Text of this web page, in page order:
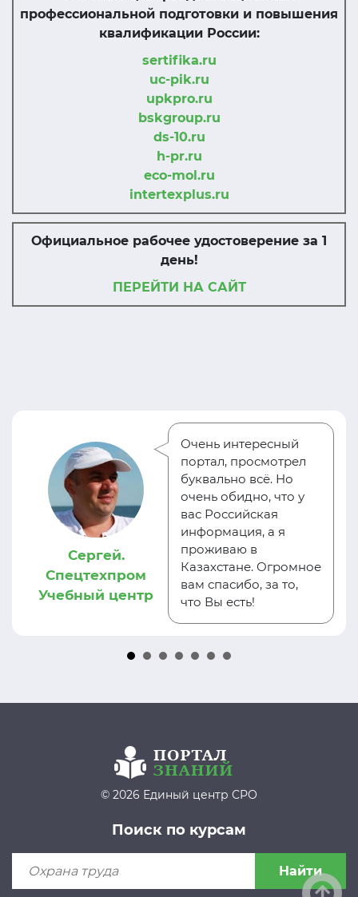
профессиональной подготовки и повышения
квалификации России:
sertifika.ru
uc-pik.ru
upkpro.ru
bskgroup.ru
ds-10.ru
h-pr.ru
eco-mol.ru
intertexplus.ru
Официальное рабочее удостоверение за 1
день!
ПЕРЕЙТИ НА САЙТ
Сергей.
Спецтехпром
Учебный центр
Очень интересный
портал, просмотрел
буквально всё. Но
очень обидно, что у
вас Российская
информация, а я
проживаю в
Казахстане. Огромное
вам спасибо, за то,
что Вы есть!
© 2026 Единый центр СРО
Поиск по курсам
Найти